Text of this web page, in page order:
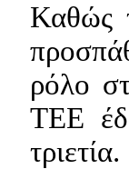
Καθώς
ρόλο
ΤΕΕ
τριετία.